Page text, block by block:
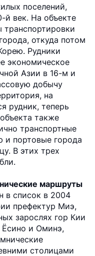
поселений,
й век. На объекте
откуда потом
Рудники
экономическое
Азии в 16-м и
добычу
на
рудник, теперь
также
транспортные
портовые города
В этих трех
маршруты
в список в 2004
префектур Миэ,
зарослях гор Кии
Ёсино и Оминэ,
столицами